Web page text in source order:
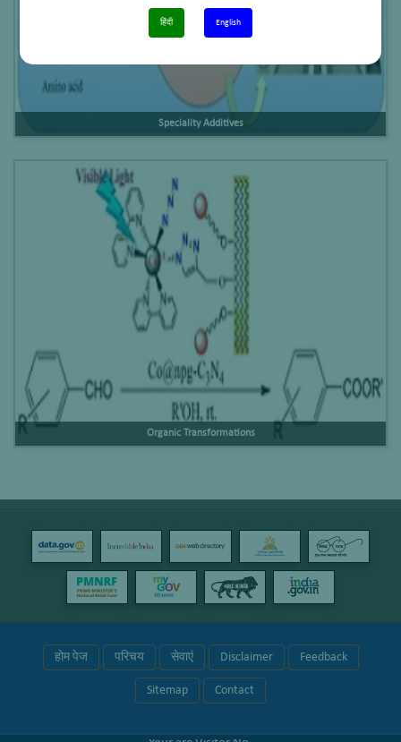
हिंदी English
Speciality Additives
Organic Transformations
होम पेज परिचय सेवाएं Disclaimer Feedback
Sitemap Contact